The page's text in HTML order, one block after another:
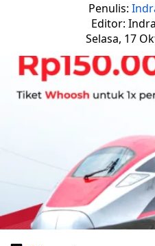
Penulis:
Editor:
Selasa, 17